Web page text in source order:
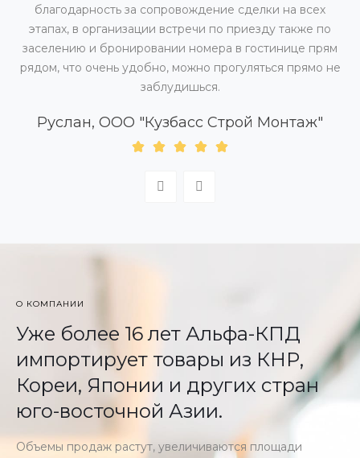
благодарность за сопровождение сделки на всех
этапах, в организации встречи по приезду также по
заселению и бронировании номера в гостинице прям
рядом, что очень удобно, можно прогуляться прямо не
заблудишься.
Руслан, ООО "Кузбасс Строй Монтаж"
О КОМПАНИИ
Уже более 16 лет Альфа-КПД
импортирует товары из КНР,
Кореи, Японии и других стран
юго-восточной Азии.
Объемы продаж растут, увеличиваются площади